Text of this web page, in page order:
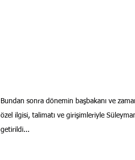
Bundan sonra dönemin başbakanı ve
özel ilgisi, talimatı ve girişimleriyle
getirildi...